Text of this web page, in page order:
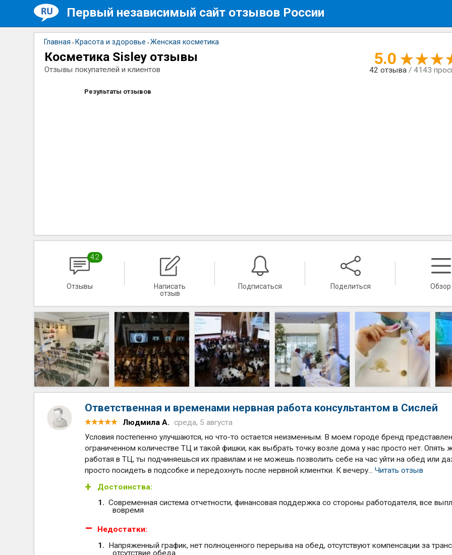
Первый независимый сайт отзывов России
Главная › Красота и здоровье ›Женская косметика
Косметика Sisley отзывы
Отзывы покупателей и клиентов
5.0
42 отзыва/ 4143
Результаты отзывов
42
Отзывы
Написать
отзыв
Подписаться Поделиться Обзор
Ответственная и временами нервная работа консультантом в Сислей
Людмила А. среда, 5 августа
Условия постепенно улучшаются, но что-то остается неизменным. В моем городе бренд
ограниченном количестве ТЦ и такой фишки, как выбрать точку возле дома у нас просто нет. Опять
работая в ТЦ, ты подчиняешься их правилам и не можешь позволить себе на час уйти на обед или
просто посидеть в подсобке и передохнуть после нервной клиентки. К вечеру...Читать отзыв
Достоинства:
Современная система отчетности, финансовая поддержка со стороны работодателя, все
вовремя
Недостатки:
Напряженный график, нет полноценного перерыва на обед, отсутствуют компенсации за
отсутствие обеда